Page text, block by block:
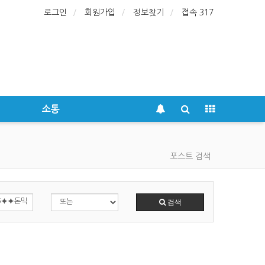
로그인 회원가입 정보찾기 접속 317
소통
포스트 검색
검색